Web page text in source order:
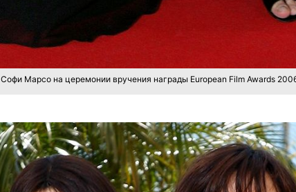
Софи Марсо на церемонии вручения награды European Film Awards